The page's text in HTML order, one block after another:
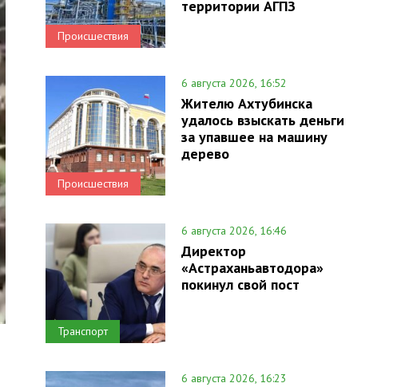
Происшествия
территории АГПЗ
Происшествия
6 августа 2026, 16:52
Жителю Ахтубинска
удалось взыскать деньги
за упавшее на машину
дерево
Транспорт
6 августа 2026, 16:46
Директор
«Астраханьавтодора»
покинул свой пост
6 августа 2026, 16:23